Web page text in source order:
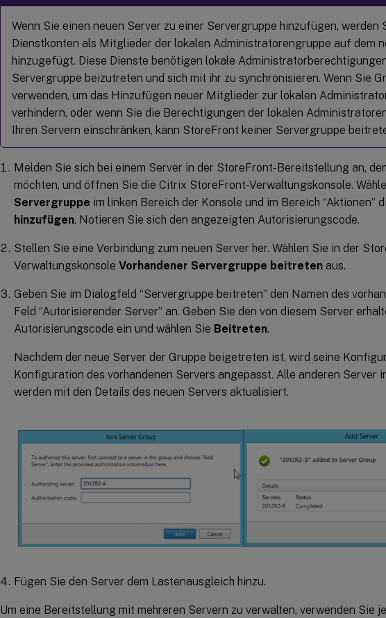
Wenn Sie einen neuen Server zu einer Servergruppe hinzufügen, werden
Dienstkonten als Mitglieder der lokalen Administratorengruppe auf dem
hinzugefügt. Diese Dienste benötigen lokale
Servergruppe beizutreten und sich mit ihr zu synchronisieren. Wenn Sie
verwenden, um das Hinzufügen neuer Mitglieder zur lokalen
verhindern, oder wenn Sie die Berechtigungen der lokalen
Ihren Servern einschränken, kann StoreFront keiner Servergruppe
Melden Sie sich bei einem Server in der StoreFront-Bereitstellung an,
möchten, und öffnen Sie die Citrix StoreFront-Verwaltungskonsole.
Servergruppe im linken Bereich der Konsole und im Bereich “Aktionen”
hinzufügen. Notieren Sie sich den angezeigten Autorisierungscode.
Stellen Sie eine Verbindung zum neuen Server her. Wählen Sie in der
Verwaltungskonsole Vorhandener Servergruppe beitreten aus.
Geben Sie im Dialogfeld “Servergruppe beitreten” den Namen des
Feld “Autorisierender Server” an. Geben Sie den von diesem Server
Autorisierungscode ein und wählen Sie Beitreten.
Nachdem der neue Server der Gruppe beigetreten ist, wird seine
Konfiguration des vorhandenen Servers angepasst. Alle anderen Server
werden mit den Details des neuen Servers aktualisiert.
Fügen Sie den Server dem Lastenausgleich hinzu.
Um eine Bereitstellung mit mehreren Servern zu verwalten, verwenden Sie